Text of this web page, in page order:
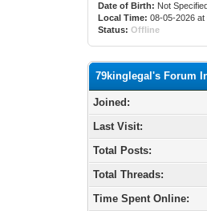
Date of Birth: Not
Local Time: 08-05-2026 at
Status: Offline
79kinglegal's Forum
Joined:
Last Visit:
Total Posts:
Total Threads:
Time Spent Online: